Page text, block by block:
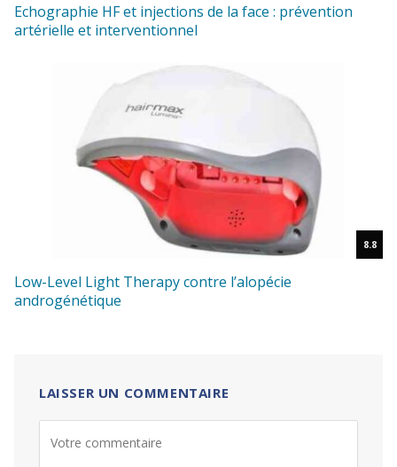
Echographie HF et injections de la face : prévention
artérielle et interventionnel
8.8
Low-Level Light Therapy contre l’alopécie
androgénétique
LAISSER UN COMMENTAIRE